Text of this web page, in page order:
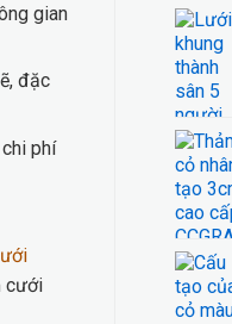
gian
đặc
phí
cưới